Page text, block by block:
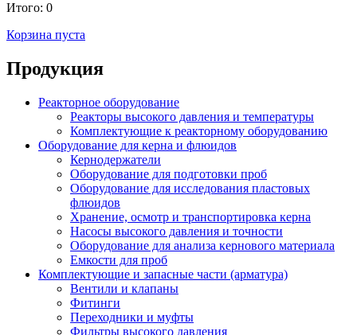
Итого: 0
Корзина пуста
Продукция
Реакторное оборудование
Реакторы высокого давления и температуры
Комплектующие к реакторному оборудованию
Оборудование для керна и флюидов
Кернодержатели
Оборудование для подготовки проб
Оборудование для исследования пластовых
флюидов
Хранение, осмотр и транспортировка керна
Насосы высокого давления и точности
Оборудование для анализа кернового материала
Емкости для проб
Комплектующие и запасные части (арматура)
Вентили и клапаны
Фитинги
Переходники и муфты
Фильтры высокого давления